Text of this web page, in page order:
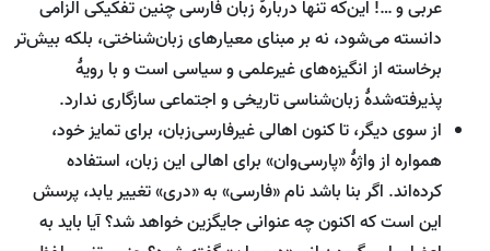
عربی و …! این‌که تنها دربارۀ زبان فارسی چنین تفکیکی الزامی
دانسته می‌شود، نه بر مبنای معیارهای زبان‌شناختی، بلکه بیش‌تر
برخاسته از انگیزه‌های غیرعلمی و سیاسی است و با رویۀ
پذیرفته‌شدۀ زبان‌شناسی تاریخی و اجتماعی سازگاری ندارد.
از سوی دیگر، تا کنون اهالی غیرفارسی‌زبان، برای تمایز خود،
همواره از واژۀ «پارسی‌وان» برای اهالی این زبان، استفاده
کرده‌اند. اگر بنا باشد نام «فارسی» به «دری» تغییر یابد، پرسش
این است که اکنون چه عنوانی جایگزین خواهد شد؟ آیا باید به